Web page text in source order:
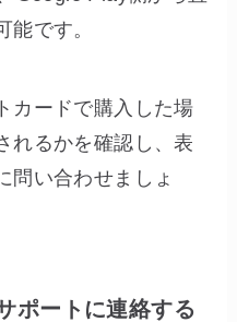
です。
カードで購入した場
れるかを確認し、表
問い合わせましょ
ポートに連絡する